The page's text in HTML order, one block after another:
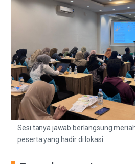
Sesi tanya jawab berlangsung
peserta yang hadir di lokasi